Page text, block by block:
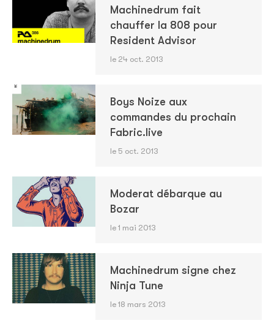
Machinedrum fait
chauffer la 808 pour
Resident Advisor
le 24 oct. 2013
Boys Noize aux
commandes du prochain
Fabric.live
le 5 oct. 2013
Moderat débarque au
Bozar
le 1 mai 2013
Machinedrum signe chez
Ninja Tune
le 18 mars 2013